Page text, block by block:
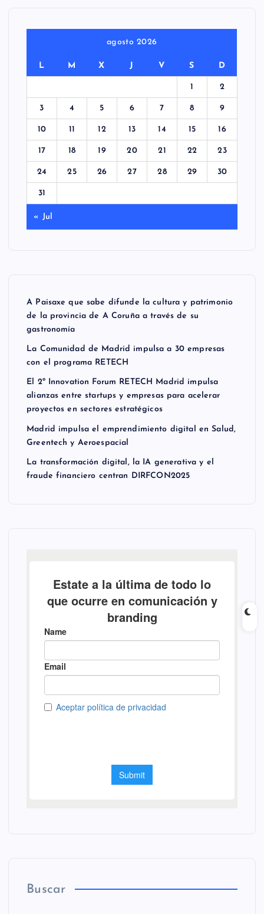
agosto 2026
L M X J V S D
1 2
3 4 5 6 7 8 9
10 11 12 13 14 15 16
17 18 19 20 21 22 23
24 25 26 27 28 29 30
31
« Jul
A Paisaxe que sabe difunde la cultura y patrimonio
de la provincia de A Coruña a través de su
gastronomía
La Comunidad de Madrid impulsa a 30 empresas
con el programa RETECH
El 2º Innovation Forum RETECH Madrid impulsa
alianzas entre startups y empresas para acelerar
proyectos en sectores estratégicos
Madrid impulsa el emprendimiento digital en Salud,
Greentech y Aeroespacial
La transformación digital, la IA generativa y el
fraude financiero centran DIRFCON2025
Buscar